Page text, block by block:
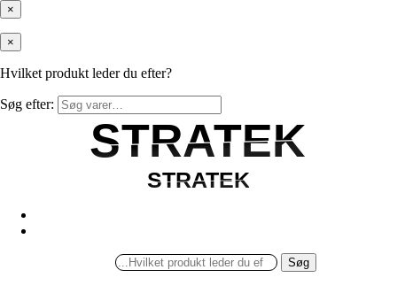
×
×
Hvilket produkt leder du efter?
Søg efter:
STRATEK
STRATEK
STRATEK
STRATEK
Søg